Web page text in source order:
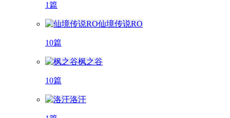
1篇
仙境传说RO
10篇
枫之谷
10篇
洛汗